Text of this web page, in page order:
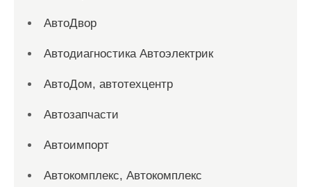
АвтоДвор
Автодиагностика Автоэлектрик
АвтоДом, автотехцентр
Автозапчасти
Автоимпорт
Автокомплекс, Автокомплекс